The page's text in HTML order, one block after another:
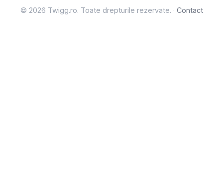
© 2026 Twigg.ro. Toate drepturile rezervate. · Contact